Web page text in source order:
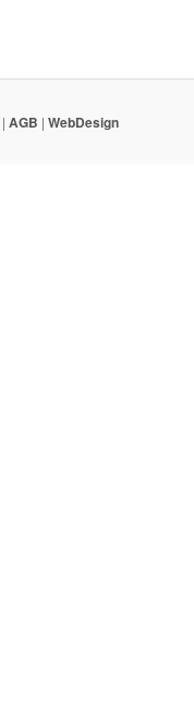
| AGB | WebDesign